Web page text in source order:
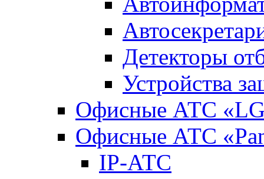
Детекторы
Устройства
Офисные АТС
Офисные АТС
IP-АТС